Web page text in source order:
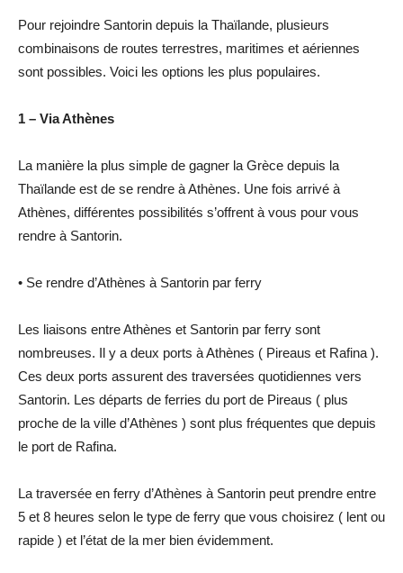
Pour rejoindre Santorin depuis la Thaïlande, plusieurs
combinaisons de routes terrestres, maritimes et aériennes
sont possibles. Voici les options les plus populaires.
1 – Via Athènes
La manière la plus simple de gagner la Grèce depuis la
Thaïlande est de se rendre à Athènes. Une fois arrivé à
Athènes, différentes possibilités s’offrent à vous pour vous
rendre à Santorin.
• Se rendre d’Athènes à Santorin par ferry
Les liaisons entre Athènes et Santorin par ferry sont
nombreuses. Il y a deux ports à Athènes ( Pireaus et Rafina ).
Ces deux ports assurent des traversées quotidiennes vers
Santorin. Les départs de ferries du port de Pireaus ( plus
proche de la ville d’Athènes ) sont plus fréquentes que depuis
le port de Rafina.
La traversée en ferry d’Athènes à Santorin peut prendre entre
5 et 8 heures selon le type de ferry que vous choisirez ( lent ou
rapide ) et l’état de la mer bien évidemment.